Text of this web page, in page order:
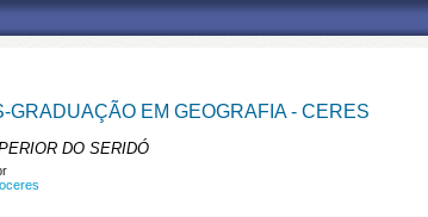
GRADUAÇÃO EM GEOGRAFIA - CERES
DO SERIDÓ